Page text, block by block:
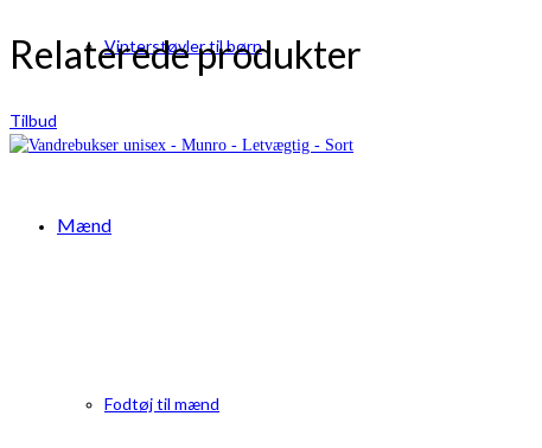
Vinterstøvler til børn
Mænd
Fodtøj til mænd
Relaterede produkter
Tilbud